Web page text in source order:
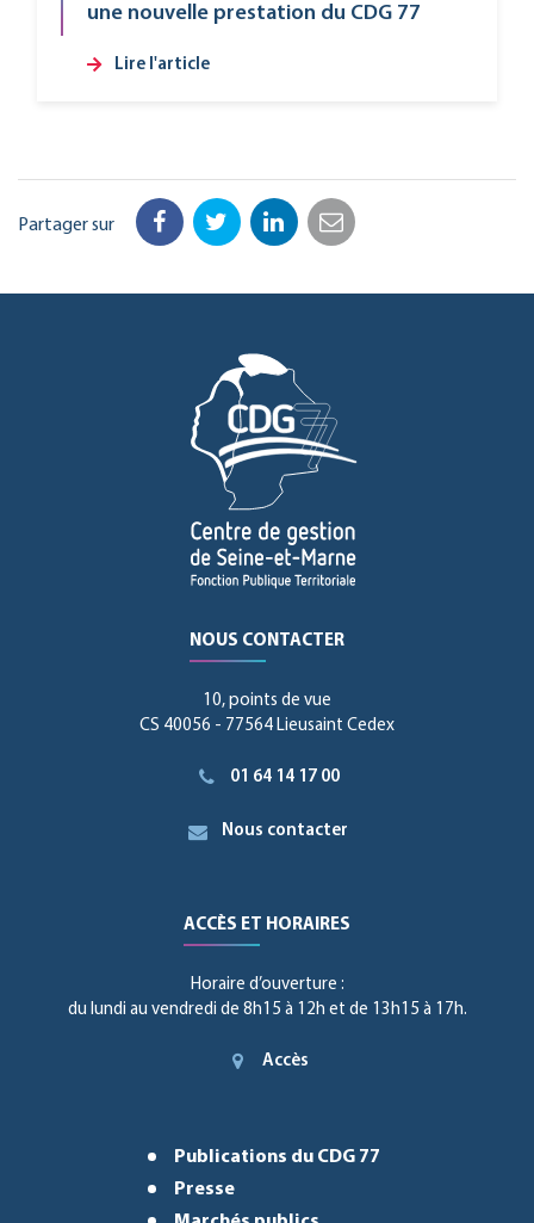
une nouvelle prestation du CDG 77
Lire l'article
Partager sur Facebook
TwitterLinkedIn
Email
NOUS CONTACTER
10, points de vue
CS 40056 - 77564 Lieusaint Cedex
01 64 14 17 00
Nous contacter
ACCÈS ET HORAIRES
Horaire d’ouverture :
du lundi au vendredi de 8h15 à 12h et de 13h15 à 17h.
Accès
Publications du CDG 77
Presse